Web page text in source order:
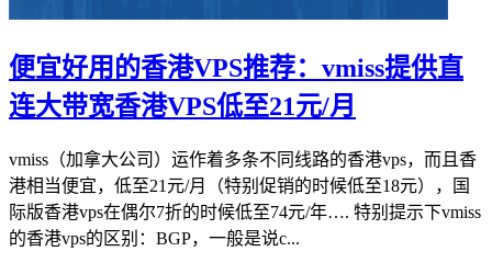
便宜好用的香港VPS推荐：vmiss提供直
连大带宽香港VPS低至21元/月
vmiss（加拿大公司）运作着多条不同线路的香港vps，而且香
港相当便宜，低至21元/月（特别促销的时候低至18元），国
际版香港vps在偶尔7折的时候低至74元/年…. 特别提示下vmiss
的香港vps的区别：BGP，一般是说c...